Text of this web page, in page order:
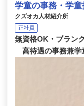
学童の事務・学童
クズオカ人材紹介所
正社員
無資格OK・ブラン
高待遇の事務兼学